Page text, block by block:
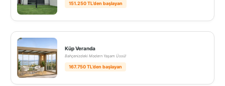
151.250 TL’den başlayan
Küp Veranda
Bahçenizdeki Modern Yaşam Üssü!
167.750 TL’den başlayan